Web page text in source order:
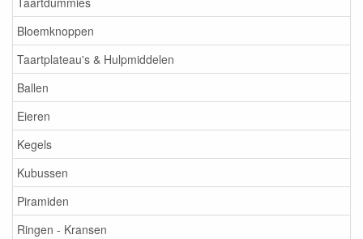
Bloemknoppen
Taartplateau's & Hulpmiddelen
Ballen
Eieren
Kegels
Kubussen
Piramiden
Ringen - Kransen